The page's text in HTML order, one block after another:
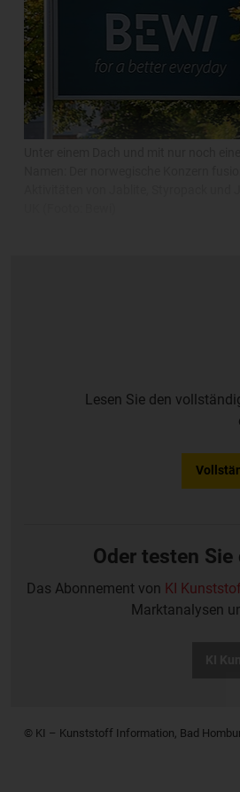
vorantreiben und in moderne
Lesen Sie den
Oder testen
Das Abonnement von KI
Marktanalysen
© KI – Kunststoff Information, Bad